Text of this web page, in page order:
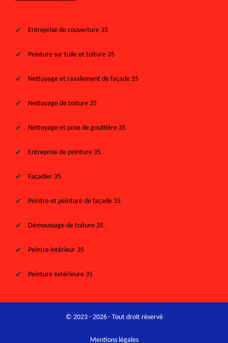
Entreprise de couverture 35
Peinture sur tuile et toiture 35
Nettoyage et ravalement de façade 35
Nettoyage de toiture 35
Nettoyage et pose de gouttière 35
Entreprise de peinture 35
Façadier 35
Peintre et peinture de façade 35
Démoussage de toiture 35
Peintre intérieur 35
Peinture extérieure 35
© 2023 - 2026 - Tout droit réservé
Mentions légales